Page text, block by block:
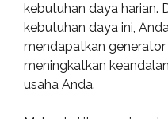
kebutuhan daya harian.
kebutuhan daya ini,
mendapatkan
meningkatkan
usaha Anda.